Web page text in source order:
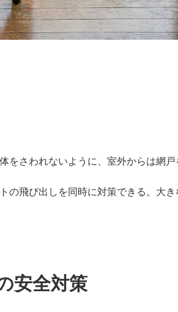
をさわれないように、室外からは網戸
の飛び出しを同時に対策できる。大き
安全対策